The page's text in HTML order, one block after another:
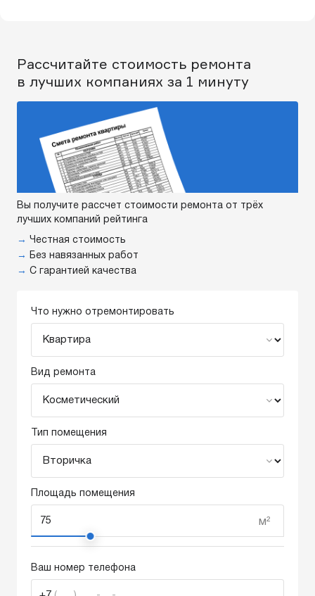
Что нужно отремонтировать
Вид ремонта
Тип помещения
Площадь помещения
м²
Ваш номер телефона
Рассчитайте стоимость ремонта
в лучших компаниях за 1 минуту
Вы получите рассчет стоимости ремонта от трёх
лучших компаний рейтинга
→ Честная стоимость
→
Без навязанных работ
→ С гарантией качества